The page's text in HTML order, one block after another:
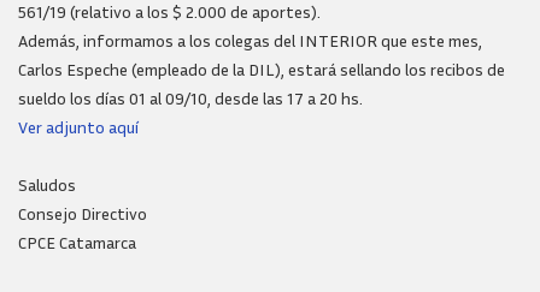
561/19 (relativo a los $ 2.000 de aportes).
Además, informamos a los colegas del INTERIOR que este mes,
Carlos Espeche (empleado de la DIL), estará sellando los recibos de
sueldo los días 01 al 09/10, desde las 17 a 20 hs.
Ver adjunto aquí
Saludos
Consejo Directivo
CPCE Catamarca